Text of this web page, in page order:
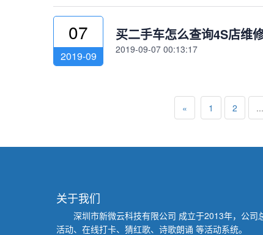
07
2019-09
买二手车怎么查询4S店维
2019-09-07 00:13:17
« 1 2 ...
关于我们
深圳市新微云科技有限公司 成立于2013年，公司
活动、在线打卡、猜红歌、诗歌朗诵 等活动系统。